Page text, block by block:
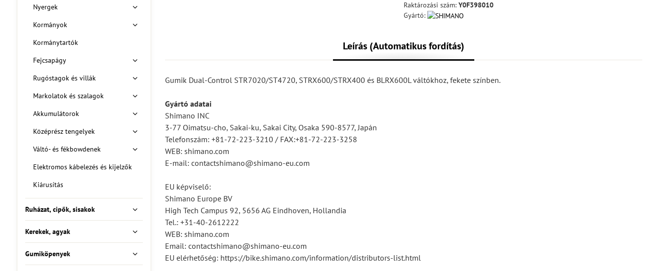
Raktározási szám:Y0F398010
Gyártó:
Leírás (Automatikus fordítás)
Gumik Dual-Control STR7020/ST4720, STRX600/STRX400 és BLRX600L váltókhoz, fekete színben.
Gyártó adatai
Shimano INC
3-77 Oimatsu-cho, Sakai-ku, Sakai City, Osaka 590-8577, Japán
Telefonszám: +81-72-223-3210 / FAX:+81-72-223-3258
WEB: shimano.com
E-mail: contactshimano@shimano-eu.com
EU képviselő:
Shimano Europe BV
High Tech Campus 92, 5656 AG Eindhoven, Hollandia
Tel.: +31-40-2612222
WEB: shimano.com
Email: contactshimano@shimano-eu.com
EU elérhetőség: https://bike.shimano.com/information/distributors-list.html
Nyergek
Kormányok
Kormánytartók
Fejcsapágy
Rugóstagok és villák
Markolatok és szalagok
Akkumulátorok
Középrész tengelyek
Váltó- és fékbowdenek
Elektromos kábelezés és kijelzők
Kiárusítás
Ruházat, cipők, sisakok
Kerekek, agyak
Gumiköpenyek